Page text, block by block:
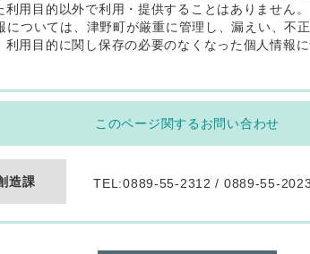
利用目的以外で利用・提供することはありません。
については、津野町が厳重に管理し、漏えい、不
利用目的に関し保存の必要のなくなった個人情報
このページ関するお問い合わせ
造課 TEL:0889-55-2312 / 0889-55-